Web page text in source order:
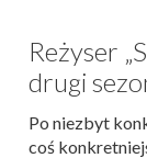
Reżyser
drugi
Po niezbyt
coś